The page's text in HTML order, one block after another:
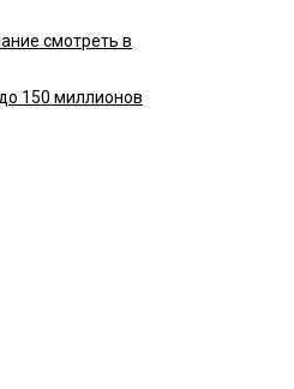
смотреть в
150 миллионов